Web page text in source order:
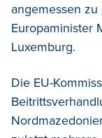
angemessen
Europaminister
Luxemburg.
Die EU-